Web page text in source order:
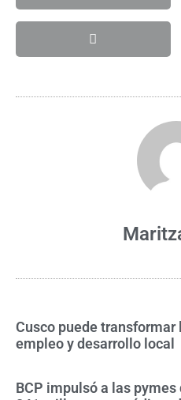
Cusco puede
empleo y desarrollo local
BCP impulsó a las